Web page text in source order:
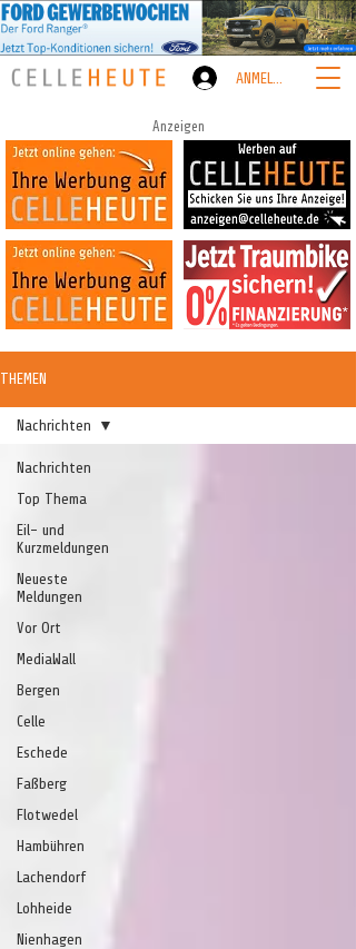
ANMELDEN
Anzeigen
THEMEN
Nachrichten
Top Thema
Eil- und
Kurzmeldungen
Neueste
Meldungen
Vor Ort
MediaWall
Bergen
Celle
Eschede
Faßberg
Flotwedel
Hambühren
Lachendorf
Lohheide
Nienhagen
Nachrichten